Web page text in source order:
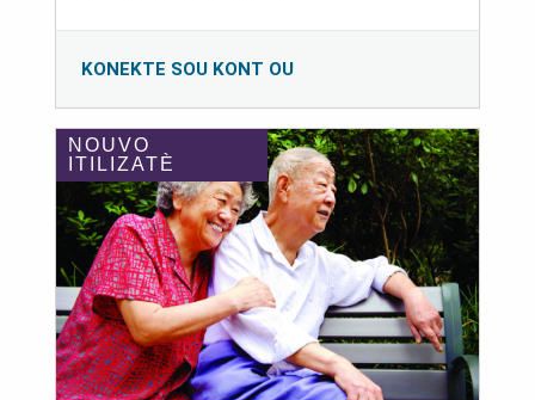
KONEKTE SOU KONT OU
NOUVO
ITILIZATÈ